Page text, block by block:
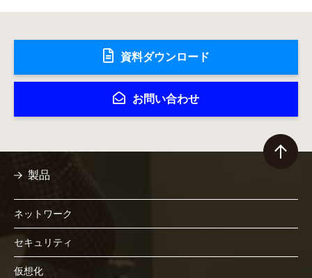
資料ダウンロード
お問い合わせ
製品
ネットワーク
セキュリティ
仮想化